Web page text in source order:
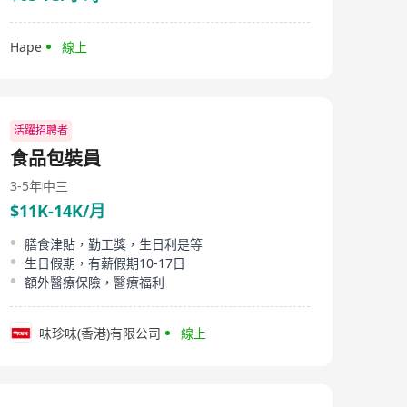
Hape 線上
活躍招聘者
食品包裝員
3-5年中三
$11K-14K/月
膳食津貼，勤工獎，生日利是等
生日假期，有薪假期10-17日
額外醫療保險，醫療福利
味珍味(香港)有限公司 線上